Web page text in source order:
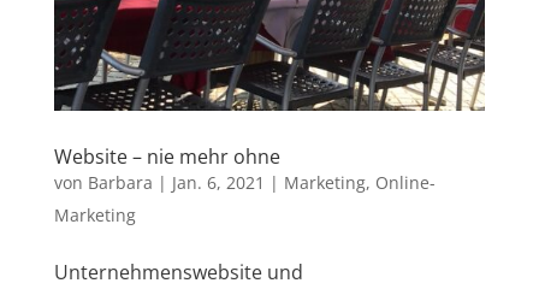
Website – nie mehr ohne
von Barbara | Jan. 6, 2021 | Marketing, Online-
Marketing
Unternehmenswebsite und